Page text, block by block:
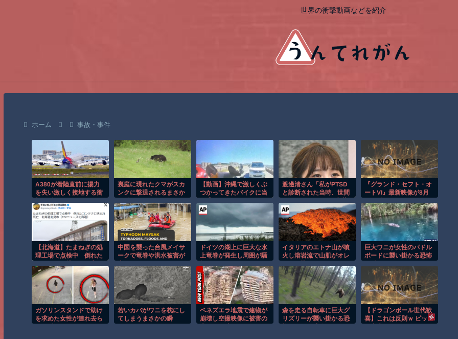
世界の衝撃動画などを紹介
ホーム 事故・事件
A380が着陸直前に揚力
を失い激しく接地する衝
裏庭に現れたクマがスカ
ンクに撃退されるまさか
【動画】沖縄で激しくぶ
つかってきたバイクに当
レコ。
渡邊渚さん「私がPTSD
と診断された当時、世間
は浸透されていませんで
した」
『グランド・セフト・オ
ートVI』最新映像が8月
「Netflix」でのプレミア
公開。1年以上ぶり新映
像がとうとう来る
【北海道】たまねぎの処
理工場で点検中 倒れた
北見市
中国を襲った台風メイサ
ークで竜巻や洪水被害が
ドイツの湖上に巨大な水
上竜巻が発生し周囲が騒
イタリアのエトナ山が噴
火し溶岩流で山肌がオレ
巨大ワニが女性のパドル
ボードに襲い掛かる恐怖
ガソリンスタンドで助け
を求めた女性が連れ去ら
若いカバがワニを枕にし
てしまうまさかの瞬
ベネズエラ地震で建物が
崩壊し空撮映像に被害の
森を走る自転車に巨大グ
リズリーが襲い掛かる恐
【ドラゴンボール世代歓
喜】これは反則ｗ ピッコ